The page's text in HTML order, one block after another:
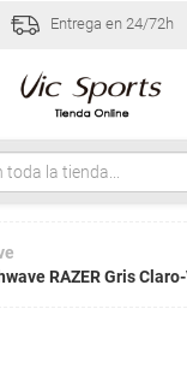
Entrega en 24/72h
RAZER Gris